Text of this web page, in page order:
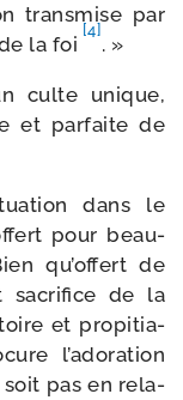
trans­mise par
la foi
[4]
. »
culte unique,
et par­faite de
dans le
pour beau­
qu’offert de
sacri­fice de la
et pro­pi­tia­
l’adoration
soit pas en rela­